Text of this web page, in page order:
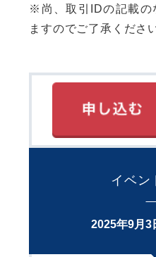
※尚、取引IDの記載の
ますのでご了承くださ
イベン
2025年9月3